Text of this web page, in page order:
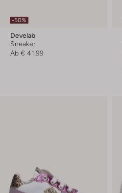
-50%
Develab
Sneaker
Ab € 41,99